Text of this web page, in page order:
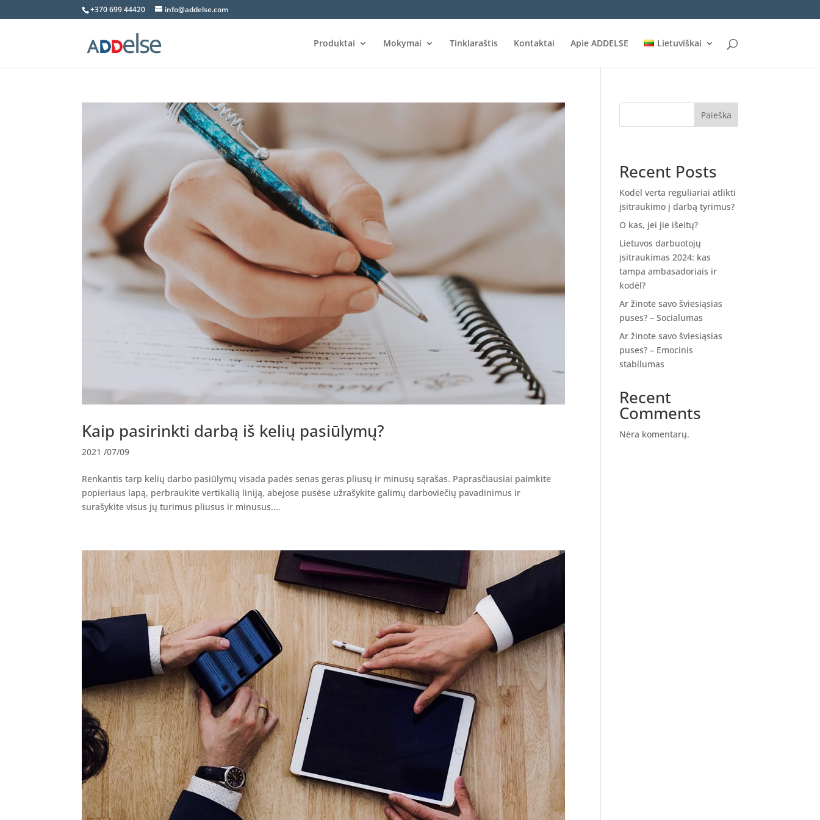
+370 699 44420 info@addelse.com
Produktai Mokymai Tinklaraštis Kontaktai Apie ADDELSE Lietuviškai
Kaip pasirinkti darbą iš kelių pasiūlymų?
2021 /07/09
Renkantis tarp kelių darbo pasiūlymų visada padės senas geras pliusų ir minusų sąrašas. Paprasčiausiai paimkite
popieriaus lapą, perbraukite vertikalią liniją, abejose pusėse užrašykite galimų darboviečių pavadinimus ir
surašykite visus jų turimus pliusus ir minusus....
Paieška
Recent Posts
Kodėl verta reguliariai atlikti
įsitraukimo į darbą tyrimus?
O kas, jei jie išeitų?
Lietuvos darbuotojų
įsitraukimas 2024: kas
tampa ambasadoriais ir
kodėl?
Ar žinote savo šviesiąsias
puses? – Socialumas
Ar žinote savo šviesiąsias
puses? – Emocinis
stabilumas
Recent
Comments
Nėra komentarų.